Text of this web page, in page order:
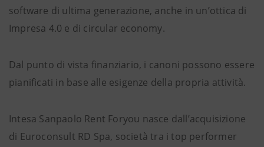
software di ultima generazione, anche in un’ottica di
Impresa 4.0 e di circular economy.
Dal punto di vista finanziario, i canoni possono essere
pianificati in base alle esigenze della propria attività.
Intesa Sanpaolo Rent Foryou nasce dall’acquisizione
di Euroconsult RD Spa, società tra i top performer